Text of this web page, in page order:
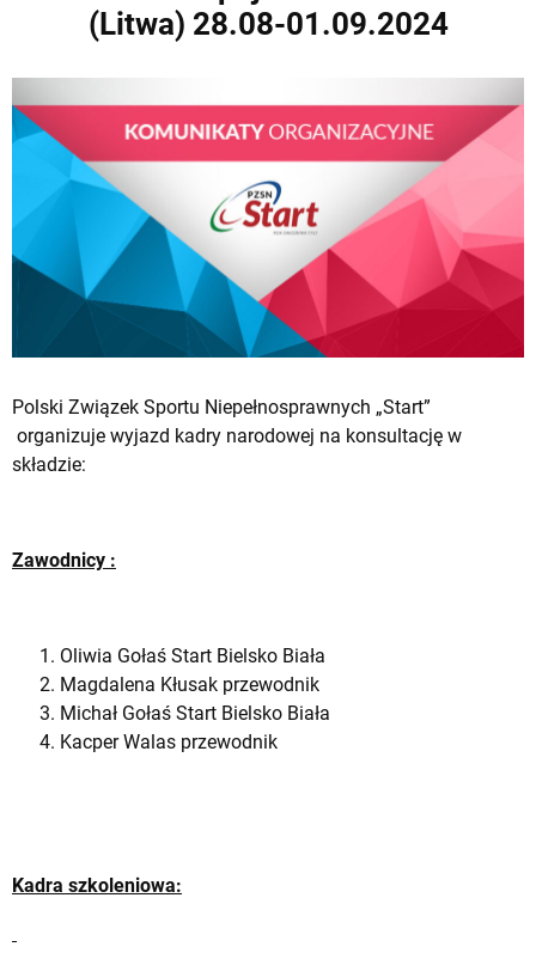
(Litwa) 28.08-01.09.2024
Polski Związek Sportu Niepełnosprawnych „Start”
organizuje wyjazd kadry narodowej na konsultację w
składzie:
Zawodnicy :
Oliwia Gołaś Start Bielsko Biała
Magdalena Kłusak przewodnik
Michał Gołaś Start Bielsko Biała
Kacper Walas przewodnik
Kadra szkoleniowa: